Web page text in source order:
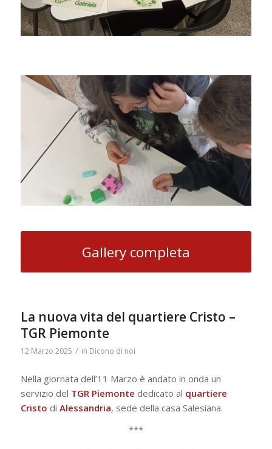
Gallery completa
La nuova vita del quartiere Cristo –
TGR Piemonte
12 Marzo 2025 / in Dicono di noi
Nella giornata dell’11 Marzo è andato in onda un
servizio del TGR Piemonte dedicato al quartiere
Cristo di Alessandria, sede della casa Salesiana.
***